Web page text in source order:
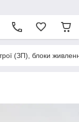
(ЗП), блоки